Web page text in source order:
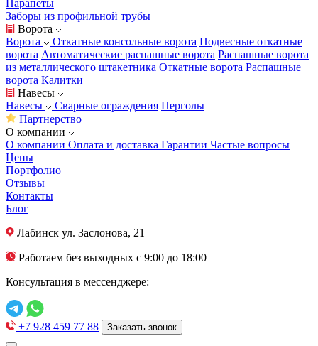
Парапеты
Заборы из профильной трубы
Ворота
Ворота
Откатные консольные ворота Подвесные откатные
ворота Автоматические распашные ворота Распашные ворота
из металлического штакетника Откатные ворота Распашные
ворота Калитки
Навесы
Навесы
Сварные ограждения Перголы
Партнерство
О компании
О компании Оплата и доставка Гарантии Частые вопросы
Цены
Портфолио
Отзывы
Контакты
Блог
Лабинск ул. Заслонова, 21
Работаем без выходных с 9:00 до 18:00
Консультация в мессенджере:
+7 928 459 77 88 Заказать звонок